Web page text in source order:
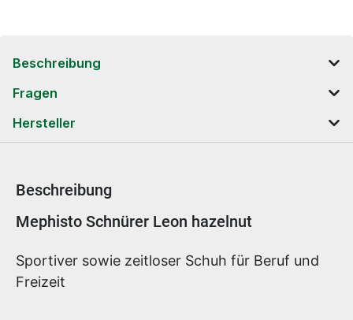
Beschreibung
Fragen
Hersteller
Beschreibung
Produktinformationen
Mephisto Schnürer Leon hazelnut
Sportiver sowie zeitloser Schuh für Beruf und
Freizeit